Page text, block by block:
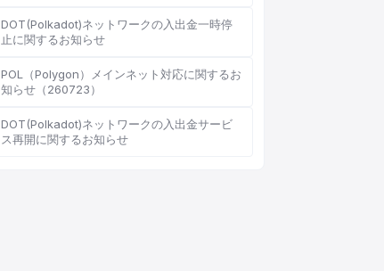
DOT(Polkadot)ネットワークの入出金一時停
止に関するお知らせ
POL（Polygon）メインネット対応に関するお
知らせ（260723）
DOT(Polkadot)ネットワークの入出金サービ
ス再開に関するお知らせ
こんにちは、何かお手伝いで
オンラインカスタマーサービスがご利用